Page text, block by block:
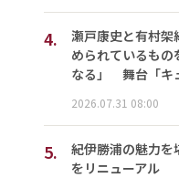
4.
瀬戸康史と有村架
められているもの
なる」 舞台「キ
2026.07.31 08:00
5.
紀伊勝浦の魅力
をリニューアル